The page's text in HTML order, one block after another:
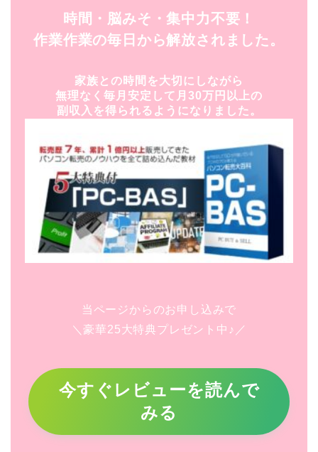
時間・脳みそ・集中力不要！
作業作業の毎日から解放されました。
家族との時間を大切にしながら
無理なく毎月安定して月30万円以上の
副収入を得られるようになりました。
当ページからのお申し込みで
＼豪華25大特典プレゼント中♪／
今すぐレビューを読んで
みる